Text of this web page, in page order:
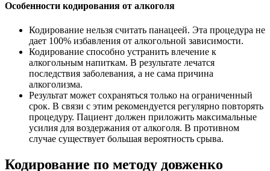
Особенности кодирования от алкоголя
Кодирование нельзя считать панацеей. Эта процедура не
дает 100% избавления от алкогольной зависимости.
Кодирование способно устранить влечение к
алкогольным напиткам. В результате лечатся
последствия заболевания, а не сама причина
алкоголизма.
Результат может сохраняться только на ограниченный
срок. В связи с этим рекомендуется регулярно повторять
процедуру. Пациент должен приложить максимальные
усилия для воздержания от алкоголя. В противном
случае существует большая вероятность срыва.
Кодирование по методу довженко